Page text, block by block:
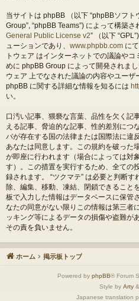
当サイトは phpBB （以下 “phpBBソフト
Group”, “phpBB Teams”) によって構築
General Public License v2” （以下
ューションであり、 www.phpbb.com に
トウェア はインターネットでの議論や
めに phpBB Group によって開発されま
ウェア 上でなされた議論の内容やユーザ
phpBB に関する詳細な情報を知るには
い。
口汚い記事、猥褻な言葉、品性を欠く記
える記事、脅迫的な記事、性的差別につ
バが存在する国の法律または国際法に違
あなたは同意します。この規約を破った
が即座に行われます（場合によっては対
す）。この措置を実行するため、全ての
録されます。 “ツクマテ” は必要と判断
除、編集、移動、凍結、閉鎖できること
板で入力した情報はデータベースに保管
なたの同意がない限りこの情報は第三者
ッキング等によるデータの損傷や盗難が
その責を負いません。
ホーム 掲示板トップ
Powered by phpBB® Forum
Style by Arty &
Japanese translation